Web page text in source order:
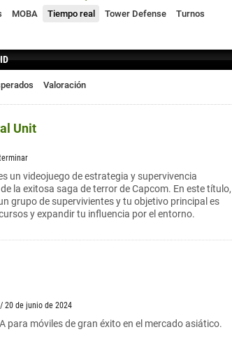
MOBA Tiempo real Tower Defense
Turnos
Valoración
Unit
un videojuego de estrategia y supervivencia
la exitosa saga de terror de Capcom. En este título,
grupo de supervivientes y tu objetivo principal es
y expandir tu influencia por el entorno.
/ 20 de junio de 2024
para móviles de gran éxito en el mercado asiático.